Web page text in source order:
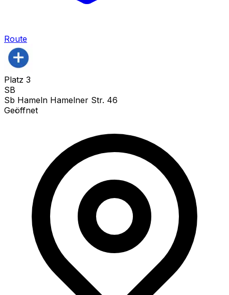
Route
Platz 3
SB
Sb Hameln Hamelner Str. 46
Geöffnet